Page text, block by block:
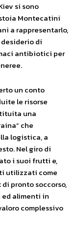
si sono
Montecatini
a rappresentarlo,
di
antibiotici per
un conto
le risorse
una
che
logistica, a
Nel giro di
i suoi frutti e,
utilizzati come
pronto soccorso,
alimenti in
complessivo